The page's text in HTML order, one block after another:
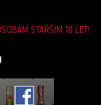
STARŠÍM 18 LET!